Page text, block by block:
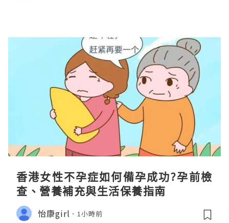
香港女性不孕症如何備孕成功?孕前檢
查、營養補充與生活保養指南
怡康girl 1小時前